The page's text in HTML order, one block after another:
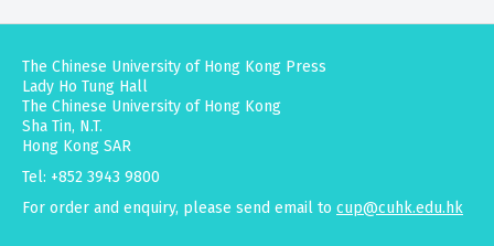
The Chinese University of Hong Kong Press
Lady Ho Tung Hall
The Chinese University of Hong Kong
Sha Tin, N.T.
Hong Kong SAR
Tel: +852 3943 9800
For order and enquiry, please send email to cup@cuhk.edu.hk